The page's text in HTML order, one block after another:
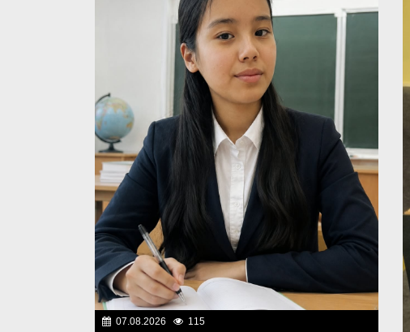
07.08.2026 115